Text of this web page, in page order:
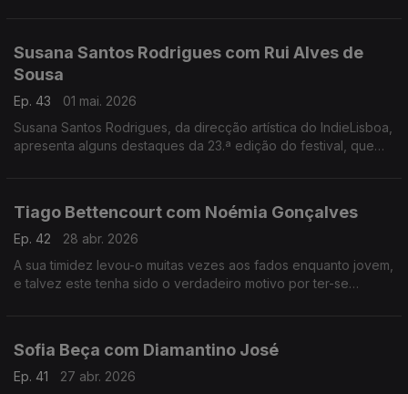
Susana Santos Rodrigues com Rui Alves de
Sousa
Ep. 43
01 mai. 2026
Susana Santos Rodrigues, da direcção artística do IndieLisboa,
apresenta alguns destaques da 23.ª edição do festival, que
Tiago Bettencourt com Noémia Gonçalves
Ep. 42
28 abr. 2026
A sua timidez levou-o muitas vezes aos fados enquanto jovem,
e talvez este tenha sido o verdadeiro motivo por ter-se
Sofia Beça com Diamantino José
Ep. 41
27 abr. 2026